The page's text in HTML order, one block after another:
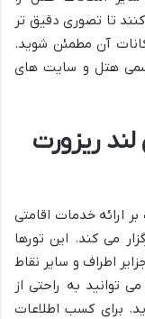
تا تصوری دقیق تر
آن مطمئن شوید.
هتل و سایت های
ریزورت
ارائه خدمات اقامتی
می کند. این تورها
اطراف و سایر نقاط
توانید به راحتی از
برای کسب اطلاعات